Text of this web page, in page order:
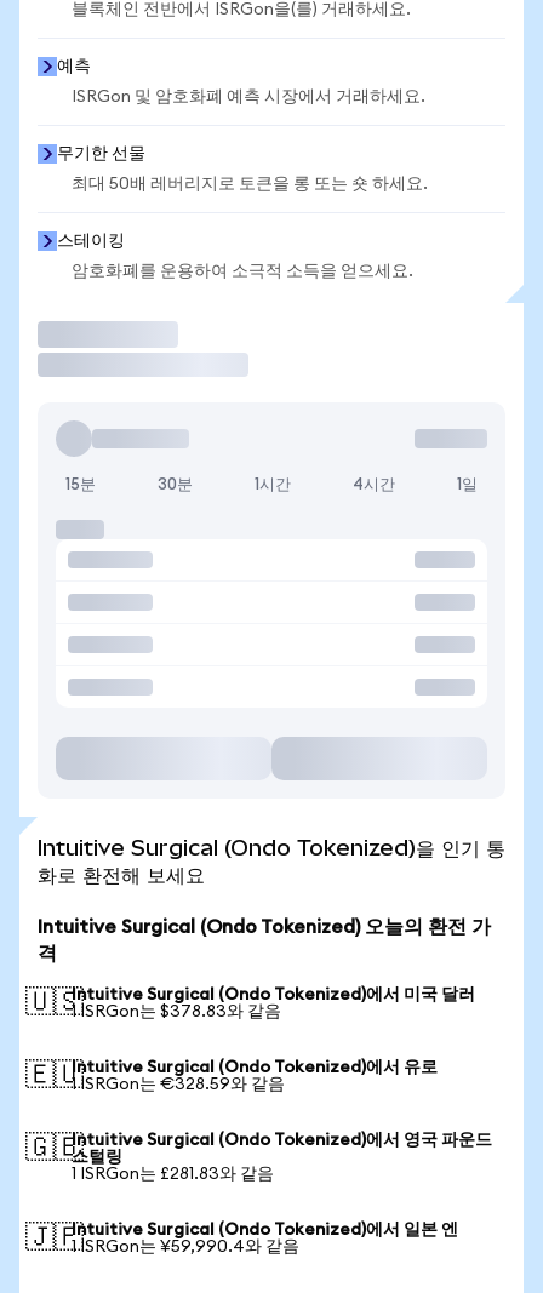
블록체인 전반에서 ISRGon을(를) 거래하세요.
예측
ISRGon 및 암호화폐 예측 시장에서 거래하세요.
무기한 선물
최대 50배 레버리지로 토큰을 롱 또는 숏 하세요.
스테이킹
암호화폐를 운용하여 소극적 소득을 얻으세요.
15분 30분 1시간 4시간 1일
Intuitive Surgical (Ondo Tokenized)을 인기 통
화로 환전해 보세요
Intuitive Surgical (Ondo Tokenized) 오늘의 환전 가
격
🇺🇸Intuitive Surgical (Ondo Tokenized)에서 미국 달러
1 ISRGon는 $378.83와 같음
🇪🇺Intuitive Surgical (Ondo Tokenized)에서 유로
1 ISRGon는 €328.59와 같음
🇬🇧Intuitive Surgical (Ondo Tokenized)에서 영국 파운드
스털링
1 ISRGon는 £281.83와 같음
🇯🇵Intuitive Surgical (Ondo Tokenized)에서 일본 엔
1 ISRGon는 ¥59,990.4와 같음